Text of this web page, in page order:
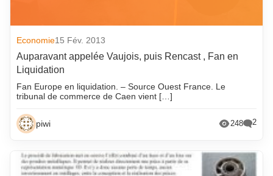
Economie15 Fév. 2013
Auparavant appelée Vaujois, puis Rencast , Fan en
Liquidation
Fan Europe en liquidation. – Source Ouest France. Le
tribunal de commerce de Caen vient […]
piwi 248 2